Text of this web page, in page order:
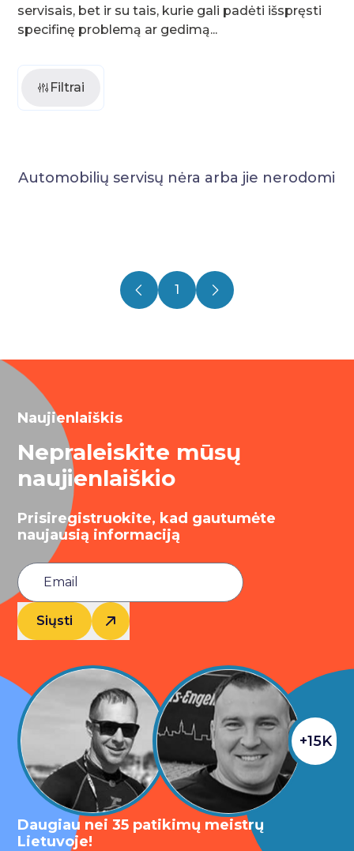
servisais, bet ir su tais, kurie gali padėti išspręsti
specifinę problemą ar gedimą...
Filtrai
Automobilių servisų nėra arba jie nerodomi
1
Naujienlaiškis
Nepraleiskite mūsų
naujienlaiškio
Prisiregistruokite, kad gautumėte
naujausią informaciją
Siųsti
+15K
Daugiau nei 35 patikimų meistrų
Lietuvoje!